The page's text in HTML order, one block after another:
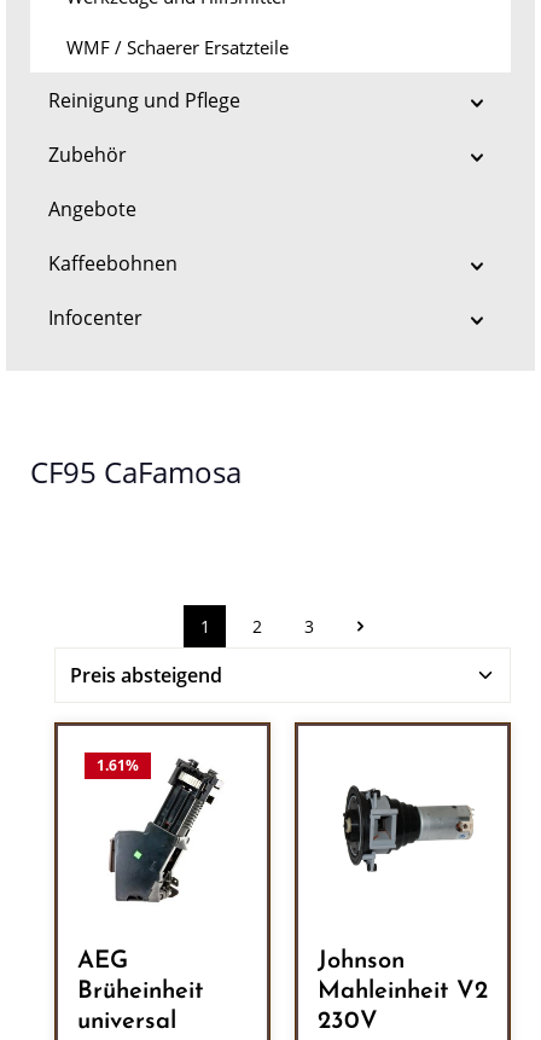
WMF / Schaerer Ersatzteile
Reinigung und Pflege
Zubehör
Angebote
Kaffeebohnen
Infocenter
CF95 CaFamosa
Seite
1 Seite
2 Seite
3
1.61%
AEG
Brüheinheit
universal
Johnson
Mahleinheit V2
230V